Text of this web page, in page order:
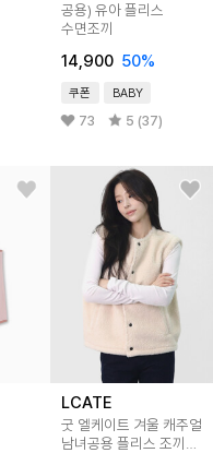
공용) 유아 플리스
수면조끼
14,900 50%
쿠폰 BABY
73 5 (37)
LCATE
굿 엘케이트 겨울 캐주얼
남녀공용 플리스 조끼